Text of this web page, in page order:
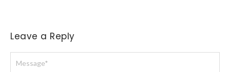
Leave a Reply